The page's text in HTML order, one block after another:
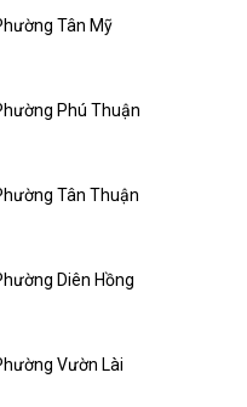
Tân Mỹ
Phú Thuận
Tân Thuận
Diên Hồng
Vườn Lài